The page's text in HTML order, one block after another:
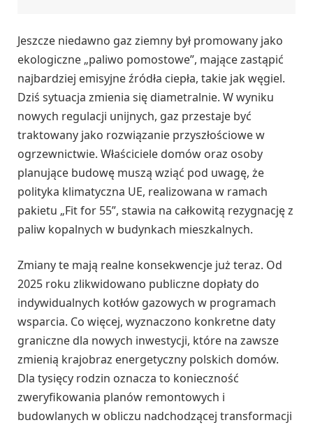
Jeszcze niedawno gaz ziemny był promowany jako
ekologiczne „paliwo pomostowe”, mające zastąpić
najbardziej emisyjne źródła ciepła, takie jak węgiel.
Dziś sytuacja zmienia się diametralnie. W wyniku
nowych regulacji unijnych, gaz przestaje być
traktowany jako rozwiązanie przyszłościowe w
ogrzewnictwie. Właściciele domów oraz osoby
planujące budowę muszą wziąć pod uwagę, że
polityka klimatyczna UE, realizowana w ramach
pakietu „Fit for 55”, stawia na całkowitą rezygnację z
paliw kopalnych w budynkach mieszkalnych.
Zmiany te mają realne konsekwencje już teraz. Od
2025 roku zlikwidowano publiczne dopłaty do
indywidualnych kotłów gazowych w programach
wsparcia. Co więcej, wyznaczono konkretne daty
graniczne dla nowych inwestycji, które na zawsze
zmienią krajobraz energetyczny polskich domów.
Dla tysięcy rodzin oznacza to konieczność
zweryfikowania planów remontowych i
budowlanych w obliczu nadchodzącej transformacji